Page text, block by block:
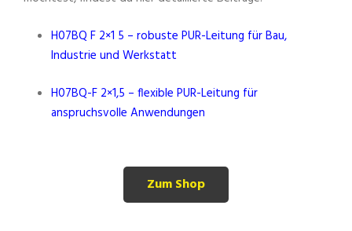
H07BQ F 2×1 5 – robuste PUR-Leitung für Bau,
Industrie und Werkstatt
H07BQ-F 2×1,5 – flexible PUR-Leitung für
anspruchsvolle Anwendungen
Zum Shop